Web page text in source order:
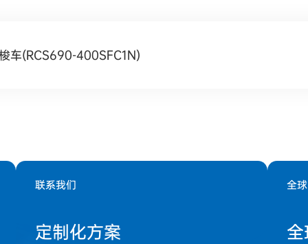
车(RCS690-400SFC1N)
联系我们
定制化方案
全